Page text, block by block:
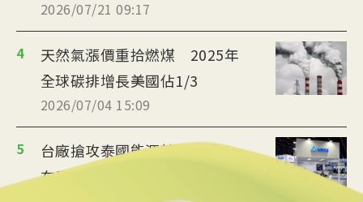
2026/07/21 09:17
4
天然氣漲價重拾燃煤 2025年
全球碳排增長美國佔1/3
2026/07/04 15:09
5
台廠搶攻泰國能源轉型商機
布局充電樁、微電網